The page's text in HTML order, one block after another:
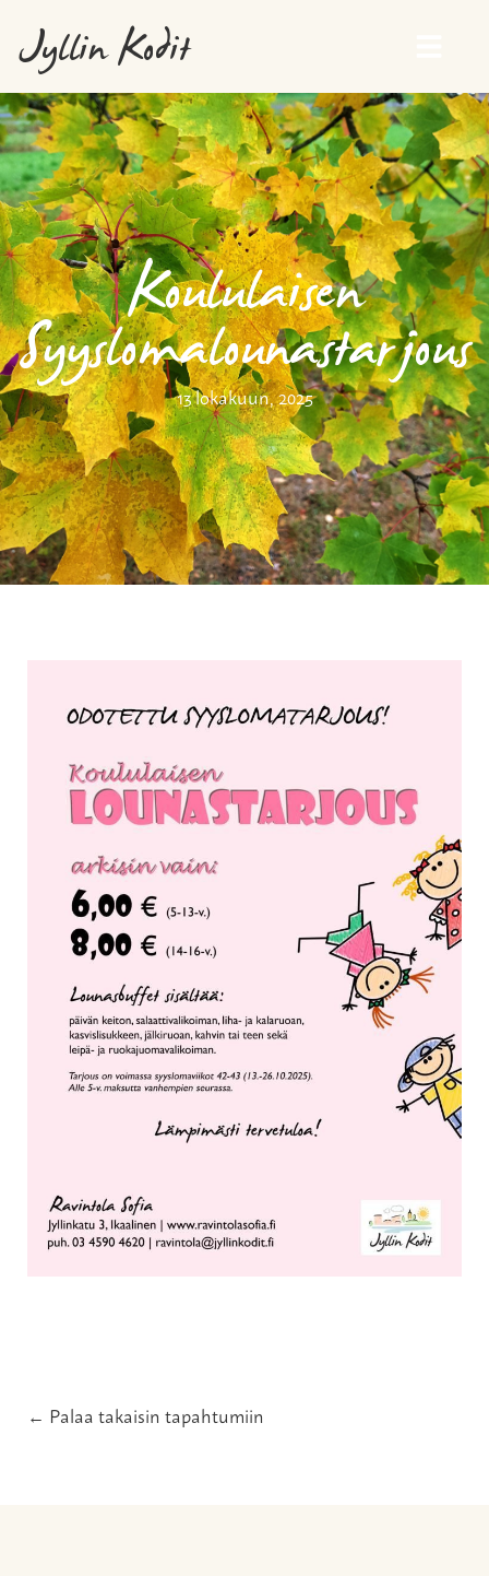
Jyllin Kodit
Koululaisen
Syyslomalounastarjous
13 lokakuun, 2025
← Palaa takaisin tapahtumiin